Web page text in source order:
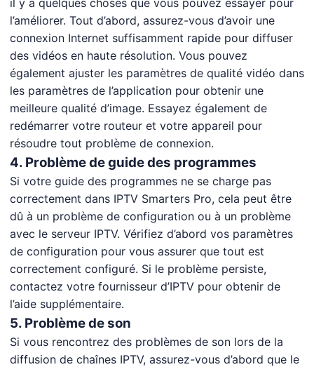
il y a quelques choses que vous pouvez essayer pour
l’améliorer. Tout d’abord, assurez-vous d’avoir une
connexion Internet suffisamment rapide pour diffuser
des vidéos en haute résolution. Vous pouvez
également ajuster les paramètres de qualité vidéo dans
les paramètres de l’application pour obtenir une
meilleure qualité d’image. Essayez également de
redémarrer votre routeur et votre appareil pour
résoudre tout problème de connexion.
4. Problème de guide des programmes
Si votre guide des programmes ne se charge pas
correctement dans IPTV Smarters Pro, cela peut être
dû à un problème de configuration ou à un problème
avec le serveur IPTV. Vérifiez d’abord vos paramètres
de configuration pour vous assurer que tout est
correctement configuré. Si le problème persiste,
contactez votre fournisseur d’IPTV pour obtenir de
l’aide supplémentaire.
5. Problème de son
Si vous rencontrez des problèmes de son lors de la
diffusion de chaînes IPTV, assurez-vous d’abord que le